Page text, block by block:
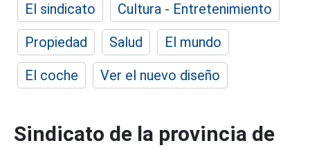
El sindicato
Cultura - Entretenimiento
Propiedad
Salud
El mundo
El coche
Ver el nuevo diseño
Sindicato de la provincia de